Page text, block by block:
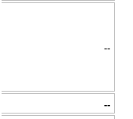
--
--